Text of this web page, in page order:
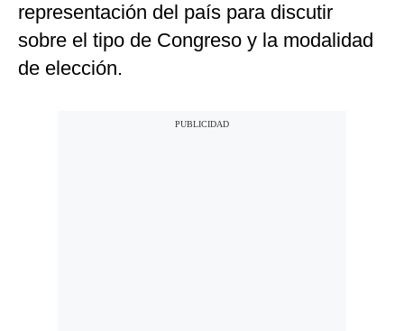
representación del país para discutir
sobre el tipo de Congreso y la modalidad
de elección.